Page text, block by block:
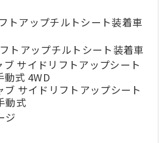
トアップチルトシート装着車
トアップチルトシート装着車
ブ サイドリフトアップシート
動式 4WD
ブ サイドリフトアップシート
動式
ジ